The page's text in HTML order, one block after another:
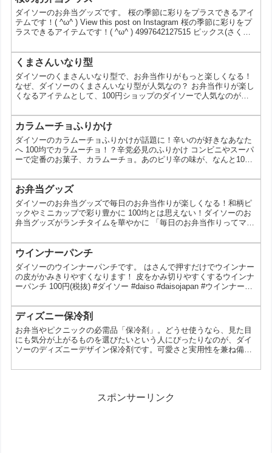
ダイソーのお弁当グッズです。 桜の季節に彩りをプラスできるアイ
テムです！( ^ω^ ) View this post on Instagram 桜の季節に彩りをプ
ラスできるアイテムです！( ^ω^ ) 4997642127515 ピックス(さく
4997642127539 おかずカップ(さくら、24枚、5号・6号・8号)
4997642127546 おかずカップ(さくら、26枚、8号) 49976421...
くまさんいなり型
ダイソーのくまさんいなり型で、お弁当作りがもっと楽しくなる！
なぜ、ダイソーのくまさんいなり型が人気なの？ お弁当作りが楽し
くなるアイテムとして、100円ショップのダイソーで人気なのが、
イソーのくまさんいなり型がなぜ人気なのか、その魅力や使い方、
そしてお弁当作りをもっと楽しくするアイデアまでご紹介します。
【おにぎり型ランキングTOP10！】ダイソーで探す、可愛いクマグ
ッズ 1位 コスパ最強！高品質なのに100円 1...
カラムーチョふりかけ
ダイソーのカラムーチョふりかけが話題に！辛いのが好きなあなた
へ 100均でカラムーチョ！？辛党必見のふりかけ コンビニやスーパ
ーで定番のお菓子、カラムーチョ。あのピリ辛の味が、なんと100
きな話題となっています。今回は、なぜダイソーのカラムーチョふ
りかけがこんなにも人気なのか、その秘密を徹底解剖！ カラムーチ
ョふりかけTOP10ランキング！あなたの辛さのレベルは？ 1位 アレ
ンジ自在！カラムーチョ味ふりかけ ご飯はも...
お弁当グッズ
ダイソーのお弁当グッズで毎日のお弁当作りが楽しくなる！和柄ピ
ックやミニカップで彩り豊かに 100均とは思えない！ダイソーのお
弁当グッズがランチタイムを華やかに 「毎日のお弁当作りってマン
イソーには、お弁当作りを楽しくしてくれる可愛いグッズがたくさ
んあるんです！今回は、特に人気を集めている和柄のピックやミニ
カップを使った、彩り豊かでおしゃれなお弁当のアイデアをご紹介
します。 なぜダイソーのお弁当グッズが人気なの？ 価...
ウインナーパンチ
ダイソーのウインナーパンチです。 はさんで押すだけでウインナー
の皮がかみきりやすくなります！ 皮をかみ切りやすくするウインナ
ーパンチ 100円(税抜) #ダイソー #daiso #daisojapan #ウインナーパ
でウインナーの皮がかみきりやすくなります！ 4549131575415 皮
をかみ切りやすくするウインナーパンチ 100円(税抜) #ダイソー
#daiso #d...
ディズニー保冷剤
お弁当やピクニックの必需品「保冷剤」。どうせ使うなら、見た目
にも気分が上がるものを選びたいという人にぴったりなのが、ダイ
ソーのディズニーデザイン保冷剤です。可愛さと実用性を兼ね備え
ています。 ディズニーデザインの保冷剤とは ダイソーから登場し
といった幅広いラインナップが揃っています。一般的な無地の保...
スポンサーリンク